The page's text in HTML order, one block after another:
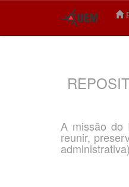
A missão do
reunir,